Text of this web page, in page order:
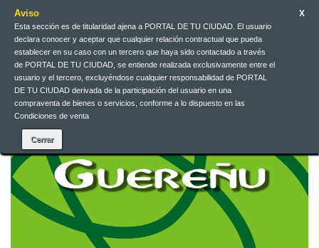
Aviso
Esta sección es de titularidad ajena a PORTAL DE TU CIUDAD. El usuario
declara conocer y aceptar que cualquier relación contractual que pueda
establecer en su caso con un tercero que haya sido contactado a través
de PORTAL DE TU CIUDAD, se entiende realizada exclusivamente entre el
usuario y el tercero, excluyéndose cualquier responsabilidad de PORTAL
DE TU CIUDAD derivada de la participación del usuario en una
compraventa de bienes o servicios, conforme a lo dispuesto en las
Condiciones de venta
X
EUR
Català
Contacteu-nos